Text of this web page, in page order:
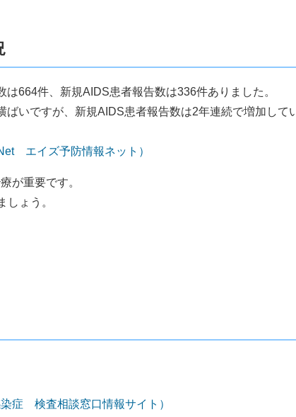
664件、新規AIDS患者報告数は336件ありました。
いですが、新規AIDS患者報告数は2年連続で増加して
エイズ予防情報ネット）
が重要です。
しょう。
症 検査相談窓口情報サイト）